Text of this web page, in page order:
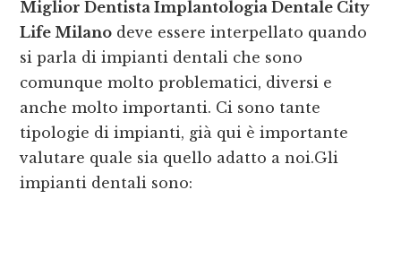
Miglior Dentista Implantologia Dentale City
Life Milano deve essere interpellato quando
si parla di impianti dentali che sono
comunque molto problematici, diversi e
anche molto importanti. Ci sono tante
tipologie di impianti, già qui è importante
valutare quale sia quello adatto a noi.Gli
impianti dentali sono: